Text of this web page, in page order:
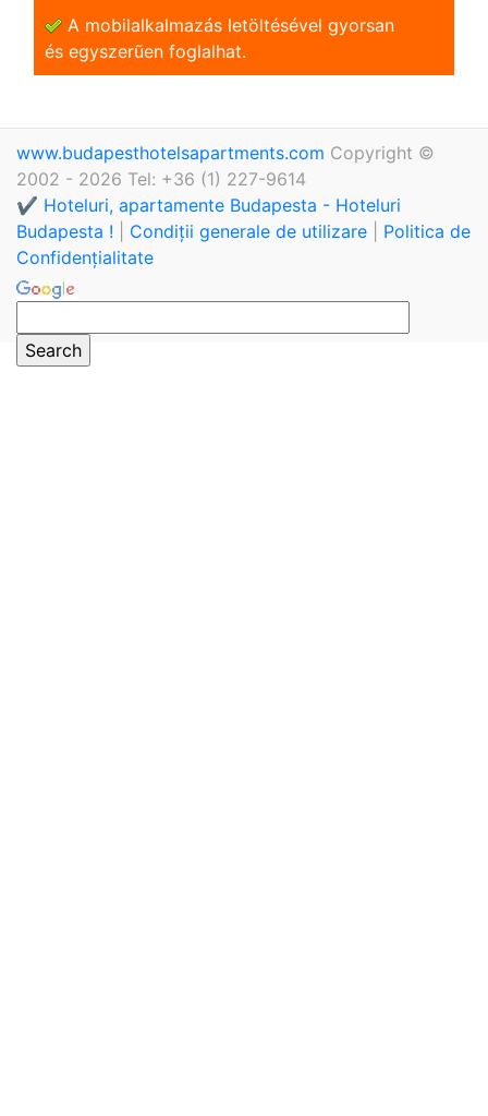
A mobilalkalmazás letöltésével gyorsan
és egyszerũen foglalhat.
www.budapesthotelsapartments.com Copyright ©
2002 - 2026 Tel: +36 (1) 227-9614
✔️ Hoteluri, apartamente Budapesta - Hoteluri
Budapesta !
Condiții generale de utilizare
Politica de
Confidențialitate